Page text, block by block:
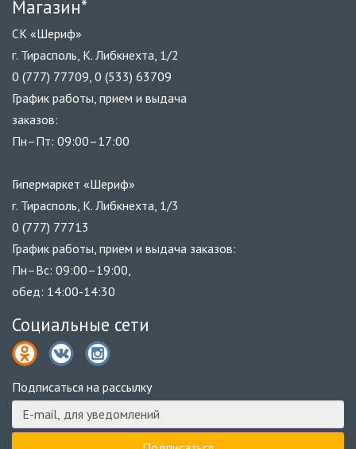
Магазин*
СК «Шериф»
г. Тирасполь, К. Либкнехта, 1/2
0 (777) 77709, 0 (533) 63709
График работы, прием и выдача
заказов:
Пн–Пт: 09:00–17:00
Гипермаркет «Шериф»
г. Тирасполь, К. Либкнехта, 1/3
0 (777) 77713
График работы, прием и выдача заказов:
Пн–Вс: 09:00–19:00,
обед: 14:00-14:30
Социальные сети
Подписаться на рассылку